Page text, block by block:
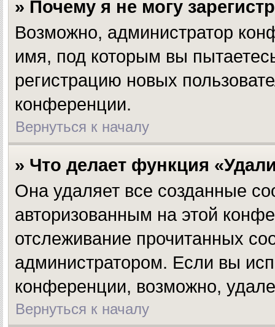
» Почему я не могу
Возможно, администратор
имя, под которым вы
регистрацию новых
конференции.
Вернуться к началу
» Что делает функция
Она удаляет все созданные
авторизованным на этой
отслеживание прочитанных
администратором. Если вы
конференции, возможно,
Вернуться к началу